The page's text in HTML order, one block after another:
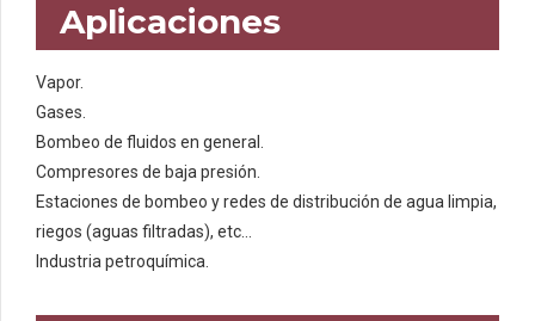
Aplicaciones
Vapor.
Gases.
Bombeo de fluidos en general.
Compresores de baja presión.
Estaciones de bombeo y redes de distribución de agua limpia,
riegos (aguas filtradas), etc…
Industria petroquímica.